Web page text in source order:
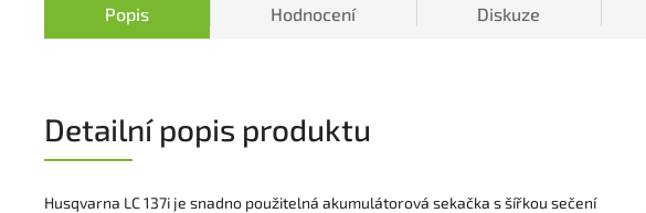
Popis Hodnocení Diskuze
Detailní popis produktu
Husqvarna LC 137i je snadno použitelná akumulátorová sekačka s šířkou sečení